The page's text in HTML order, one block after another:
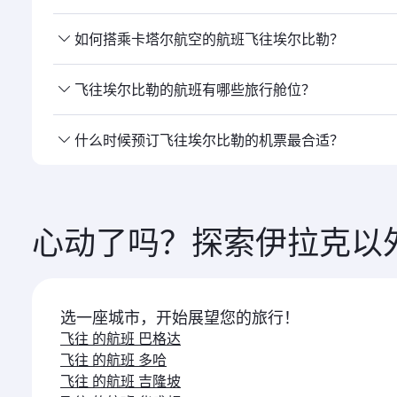
是的，卡塔尔 航空运营直飞埃尔比勒的航班。 您可通
如何搭乘卡塔尔航空的航班飞往埃尔比勒？
您可以 搭乘卡塔尔航空直飞埃尔比勒。我们经由多哈
飞往埃尔比勒的航班有哪些旅行舱位？
旅行舱位 的提供取决于航线和运营航班的航空公司
什么时候预订飞往埃尔比勒的机票最合适？
心动了吗？探索伊拉克以
选一座城市，开始展望您的旅行！
飞往 的航班 巴格达
飞往 的航班 多哈
飞往 的航班 吉隆坡